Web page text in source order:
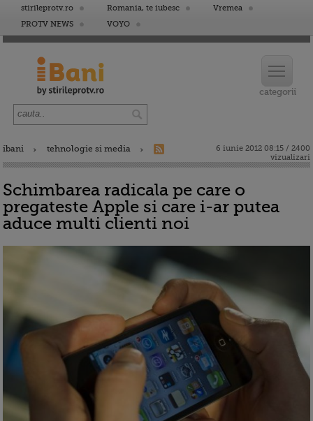
stirileprotv.ro Romania, te iubesc
Vremea
PROTV NEWS
VOYO
ibani tehnologie si media
6 iunie 2012 08:15 / 2400
vizualizari
Schimbarea radicala pe care o
pregateste Apple si care i-ar putea
aduce multi clienti noi